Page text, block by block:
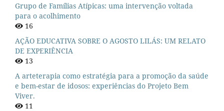
Grupo de Famílias Atípicas: uma intervenção voltada
para o acolhimento
16
AÇÃO EDUCATIVA SOBRE O AGOSTO LILÁS: UM RELATO
DE EXPERIÊNCIA
13
A arteterapia como estratégia para a promoção da saúde
e bem-estar de idosos: experiências do Projeto Bem
Viver.
11